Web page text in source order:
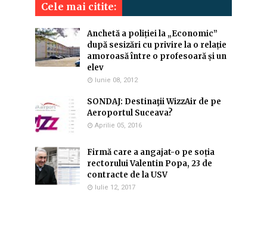
Cele mai citite:
Anchetă a poliției la „Economic”
după sesizări cu privire la o relație
amoroasă între o profesoară și un
elev
Iunie 08, 2012
SONDAJ: Destinaţii WizzAir de pe
Aeroportul Suceava?
Aprilie 05, 2016
Firmă care a angajat-o pe soția
rectorului Valentin Popa, 23 de
contracte de la USV
Iulie 12, 2017